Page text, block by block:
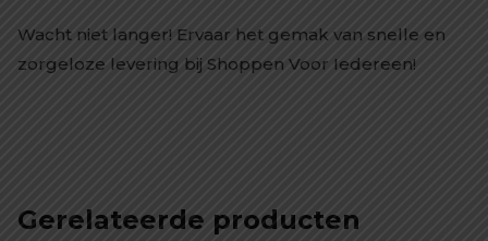
Wacht niet langer! Ervaar het gemak van snelle en
zorgeloze levering bij Shoppen Voor Iedereen!
Gerelateerde producten